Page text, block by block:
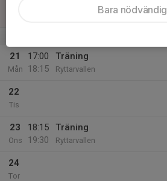
Ryttarvallen 5, Gislaved
21
Mån
17:00
18:15
Träning
Ryttarvallen
22
Tis
23
Ons
18:15
19:30
Träning
Ryttarvallen
24
Tor
Bara